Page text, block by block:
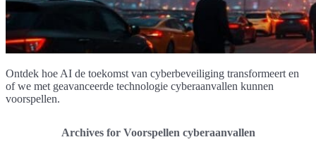
Ontdek hoe AI de toekomst van cyberbeveiliging transformeert en
of we met geavanceerde technologie cyberaanvallen kunnen
voorspellen.
Archives for Voorspellen cyberaanvallen